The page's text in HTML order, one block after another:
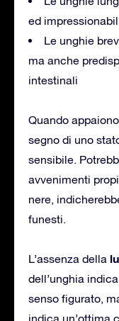
ed
Le unghie
ma anche
intestinali
Quando
segno di uno
sensibile.
avvenimenti
nere,
funesti.
L’assenza della
dell’unghia
senso figurato,
indica un’ottima